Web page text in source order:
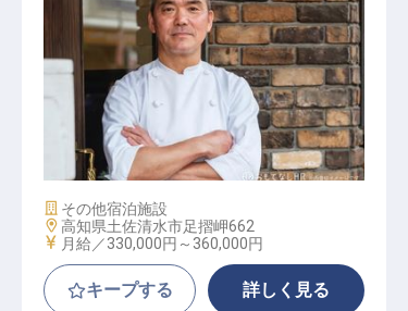
料理長候補
施設業態
その他宿泊施設
勤務地
高知県土佐清水市足摺岬662
給与
月給／330,000円～ 360,000円
キープする 詳しく見る